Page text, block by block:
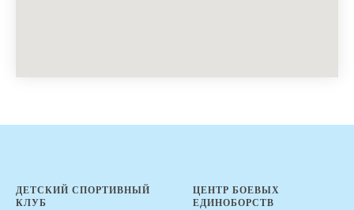
ДЕТСКИЙ СПОРТИВНЫЙ
КЛУБ
ЦЕНТР БОЕВЫХ
ЕДИНОБОРСТВ